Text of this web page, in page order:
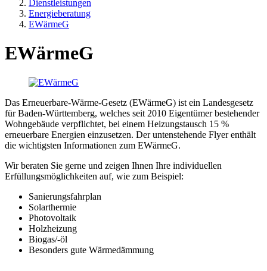
Dienstleistungen
Energieberatung
EWärmeG
EWärmeG
Das Erneuerbare-Wärme-Gesetz (EWärmeG) ist ein Landesgesetz
für Baden-Württemberg, welches seit 2010 Eigentümer bestehender
Wohngebäude verpflichtet, bei einem Heizungstausch 15 %
erneuerbare Energien einzusetzen. Der untenstehende Flyer enthält
die wichtigsten Informationen zum EWärmeG.
Wir beraten Sie gerne und zeigen Ihnen Ihre individuellen
Erfüllungsmöglichkeiten auf, wie zum Beispiel:
Sanierungsfahrplan
Solarthermie
Photovoltaik
Holzheizung
Biogas/-öl
Besonders gute Wärmedämmung